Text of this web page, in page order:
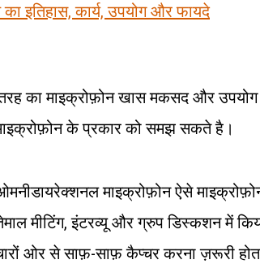
इतिहास, कार्य, उपयोग और फायदे
का माइक्रोफ़ोन खास मकसद और उपयोग
के प्रकार को समझ सकते है।
माइक्रोफ़ोन ऐसे
मीटिंग, इंटरव्यू और ग्रुप डिस्कशन में
ओर से साफ़-साफ़ कैप्चर करना ज़रूरी